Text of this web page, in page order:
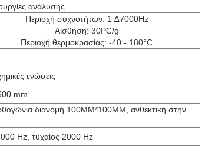
ανάλυσης.
Περιοχή συχνοτήτων: 1 ∆7000Hz
Αίσθηση: 30PC/g
Περιοχή θερμοκρασίας: -40 - 180°C
ενώσεις
mm
διανομή 100MM*100MM, ανθεκτική στην
Hz, τυχαίος 2000 Hz